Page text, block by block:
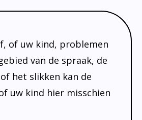
op school
Jeugd en Gezin
dagen
protocol schorsing
of uw kind, problemen
van de spraak, de
het slikken kan de
uw kind hier misschien